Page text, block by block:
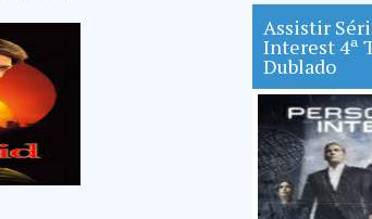
Assistir
Interest 4ª
Dublado